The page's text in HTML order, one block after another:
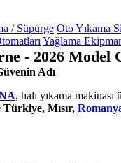
/ Süpürge Oto Yıkama
Yağlama
- 2026 Model
Adı
, halı yıkama
Türkiye, Mısır,